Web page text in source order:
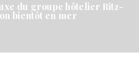
du groupe hôtelier Ritz-
bientôt en mer